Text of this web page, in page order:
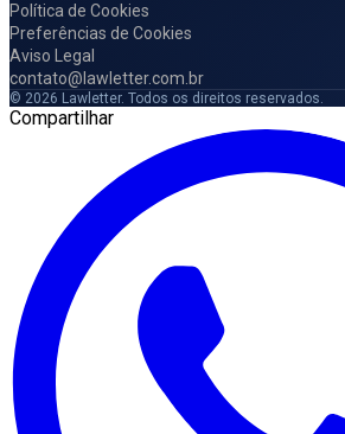
Política de Cookies
Preferências de Cookies
Aviso Legal
contato@lawletter.com.br
© 2026 Lawletter. Todos os direitos reservados.
Compartilhar